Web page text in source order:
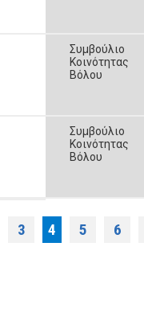
Συμβούλιο
Κοινότητας
Βόλου
Συμβούλιο
Κοινότητας
Βόλου
3 4 5 6